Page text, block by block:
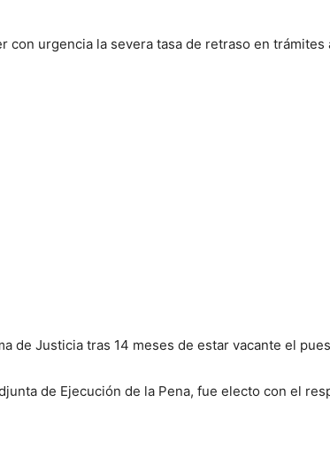
urgencia la severa tasa de retraso en trámites
de Justicia tras 14 meses de estar vacante el
de Ejecución de la Pena, fue electo con el